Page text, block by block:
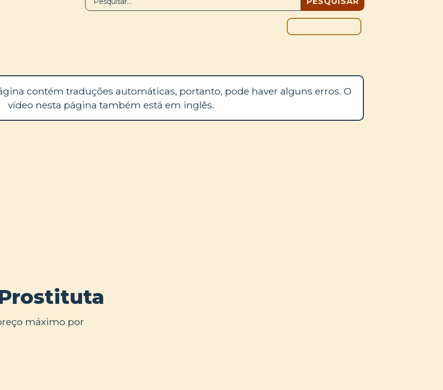
contém traduções automáticas, portanto, pode haver alguns erros. O
vídeo nesta página também está em inglês.
máximo por